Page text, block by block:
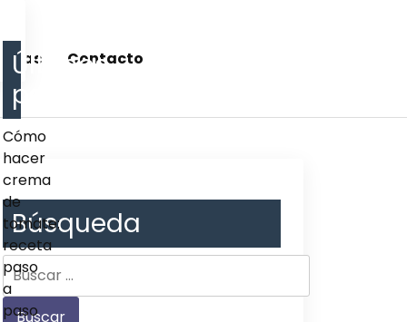
Contacto
Búsqueda
Últimos
post
Cómo
hacer
crema
de
tomate:
receta
paso
a
paso